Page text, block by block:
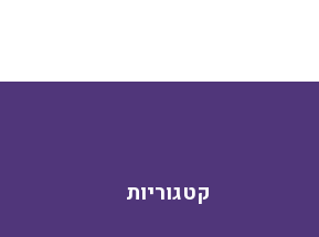
קטגוריות